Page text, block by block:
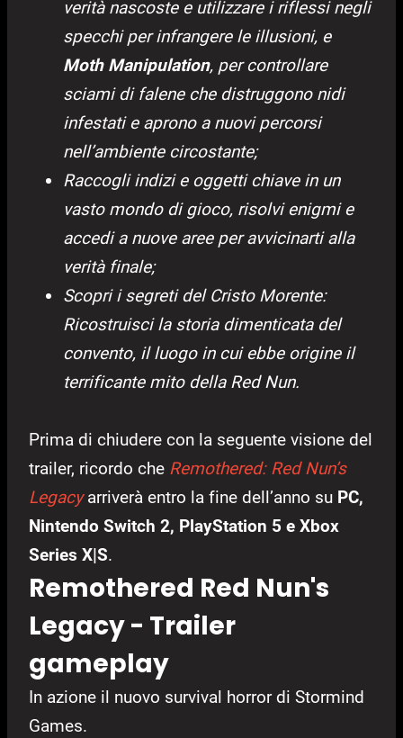
verità nascoste e utilizzare i riflessi negli
specchi per infrangere le illusioni, e
Moth Manipulation, per controllare
sciami di falene che distruggono nidi
infestati e aprono a nuovi percorsi
nell’ambiente circostante;
Raccogli indizi e oggetti chiave in un
vasto mondo di gioco, risolvi enigmi e
accedi a nuove aree per avvicinarti alla
verità finale;
Scopri i segreti del Cristo Morente:
Ricostruisci la storia dimenticata del
convento, il luogo in cui ebbe origine il
terrificante mito della Red Nun.
Prima di chiudere con la seguente visione del
trailer, ricordo che Remothered: Red Nun’s
Legacyarriverà entro la fine dell’anno su PC,
Nintendo Switch 2, PlayStation 5 e Xbox
Series X|S.
Remothered Red Nun's
Legacy - Trailer
gameplay
In azione il nuovo survival horror di Stormind
Games.